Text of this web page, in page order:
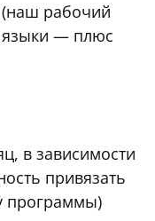
рабочий
языки — плюс
в зависимости
привязать
программы)